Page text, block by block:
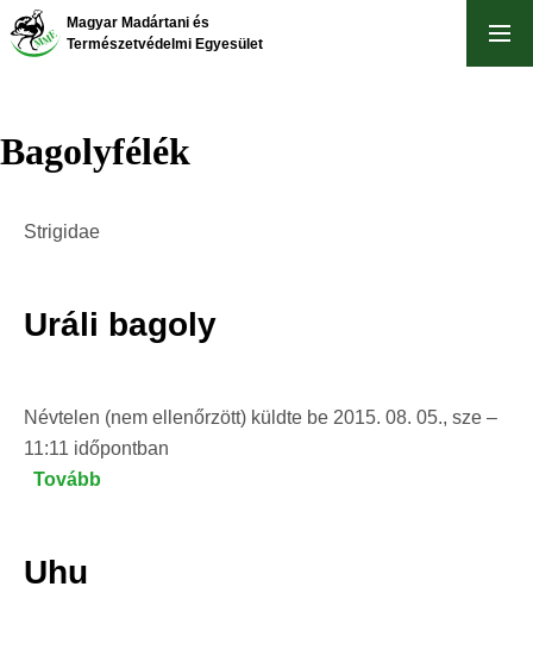
Ugrás
Magyar Madártani és
Természetvédelmi Egyesület
Bagolyfélék
Strigidae
Uráli bagoly
Névtelen (nem ellenőrzött) küldte be 2015. 08. 05., sze –
11:11 időpontban
Tovább
Uhu